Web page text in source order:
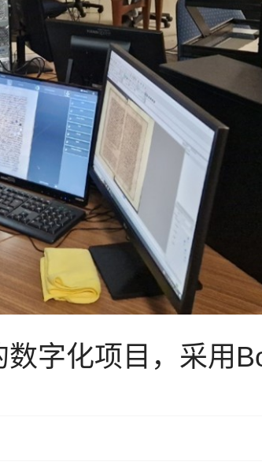
字化项目，采用